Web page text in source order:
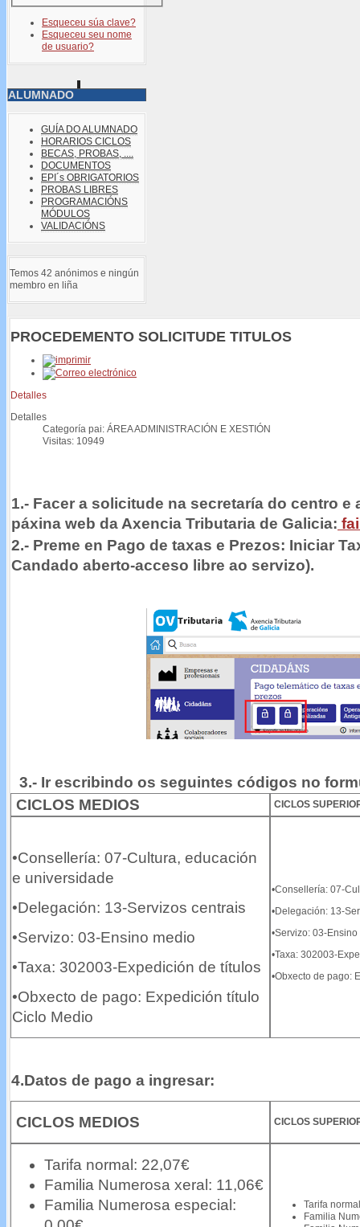
Esqueceu súa clave?
Esqueceu seu nome
de usuario?
ALUMNADO
GUÍA DO ALUMNADO
HORARIOS CICLOS
BECAS, PROBAS, ....
DOCUMENTOS
EPI´s OBRIGATORIOS
PROBAS LIBRES
PROGRAMACIÓNS
MÓDULOS
VALIDACIÓNS
Temos 42 anónimos e ningún
membro en liña
PROCEDEMENTO SOLICITUDE TITULOS
Detalles
Detalles
Categoría pai: ÁREA ADMINISTRACIÓN E XESTIÓN
Visitas: 10949
1.- Facer a solicitude na secretaría do centro e
páxina web da Axencia Tributaria de Galicia:
2.- Preme en Pago de taxas e Prezos: Iniciar
Candado aberto-acceso libre ao servizo).
3.- Ir escribindo os seguintes códigos no
CICLOS MEDIOS
CICLOS
•Consellería: 07-Cultura, educación
e universidade
•Delegación: 13-Servizos centrais
•Servizo: 03-Ensino medio
•Taxa: 302003-Expedición de títulos
•Obxecto de pago: Expedición título
Ciclo Medio
•Consellería: 07-
•Delegación: 13-
•Servizo: 03-
•Taxa: 302003-
•Obxecto de pago:
4.Datos de pago a ingresar:
CICLOS MEDIOS CICLOS
Tarifa normal: 22,07€
Familia Numerosa xeral: 11,06€
Familia Numerosa especial:
Tarifa
Familia